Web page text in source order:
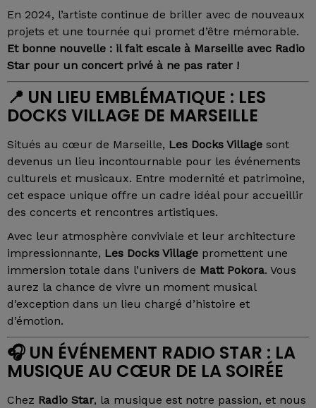
En 2024, l’artiste continue de briller avec de nouveaux
projets et une tournée qui promet d’être mémorable.
Et bonne nouvelle : il fait escale à Marseille avec Radio
Star pour un concert privé à ne pas rater !
📍 UN LIEU EMBLÉMATIQUE : LES
DOCKS VILLAGE DE MARSEILLE
Situés au cœur de Marseille, Les Docks Village sont
devenus un lieu incontournable pour les événements
culturels et musicaux. Entre modernité et patrimoine,
cet espace unique offre un cadre idéal pour accueillir
des concerts et rencontres artistiques.
Avec leur atmosphère conviviale et leur architecture
impressionnante, Les Docks Village promettent une
immersion totale dans l’univers de Matt Pokora. Vous
aurez la chance de vivre un moment musical
d’exception dans un lieu chargé d’histoire et
d’émotion.
🎧 UN ÉVÉNEMENT RADIO STAR : LA
MUSIQUE AU CŒUR DE LA SOIRÉE
Chez Radio Star, la musique est notre passion, et nous